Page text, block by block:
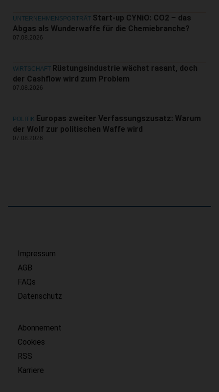
UNTERNEHMENSPORTRÄT Start-up CYNiO: CO2 – das
Abgas als Wunderwaffe für die Chemiebranche?
07.08.2026
WIRTSCHAFT Rüstungsindustrie wächst rasant, doch
der Cashflow wird zum Problem
07.08.2026
POLITIK Europas zweiter Verfassungszusatz: Warum
der Wolf zur politischen Waffe wird
07.08.2026
Impressum
AGB
FAQs
Datenschutz
Abonnement
Cookies
RSS
Karriere